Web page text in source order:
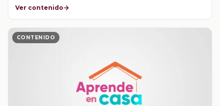
Ver contenido
CONTENIDO